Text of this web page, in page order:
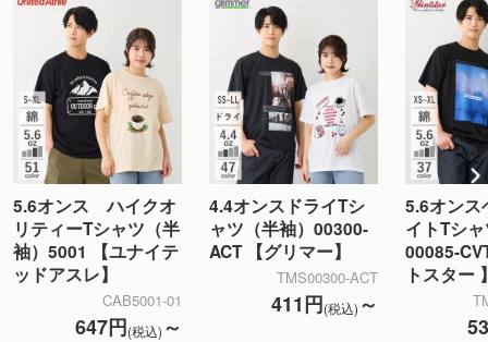
5.6オンス ハイクオ
リティーTシャツ（半
袖）5001 【ユナイテ
ッドアスレ】
CAB5001-01
647円(税込) ～
4.4オンスドライTシ
ャツ（半袖）00300-
ACT 【グリマー】
TMS00300-ACT
411円(税込) ～
5.6オンス
イトTシ
00085-
トスター